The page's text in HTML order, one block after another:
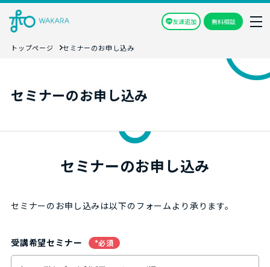
友達追加 無料相談
トップページ セミナーのお申し込み
セミナーのお申し込み
セミナーのお申し込み
セミナーのお申し込みは以下のフォームより承ります。
受講希望セミナー *必須